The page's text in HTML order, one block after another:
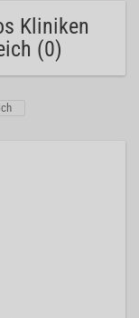
Kliniken
(0)